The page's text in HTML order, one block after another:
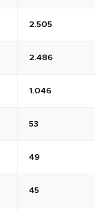
2.505
2.486
1.046
53
49
45